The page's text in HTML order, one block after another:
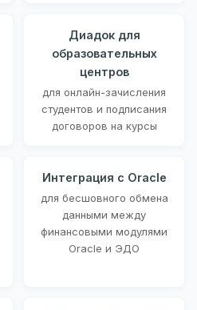
Диадок для
образовательных
центров
для онлайн-зачисления
студентов и подписания
договоров на курсы
Интеграция с Oracle
для бесшовного обмена
данными между
финансовыми модулями
Oracle и ЭДО